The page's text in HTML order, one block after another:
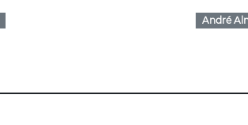
André